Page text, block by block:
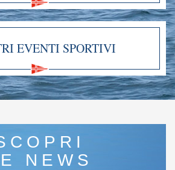
EVENTI SPORTIVI
NEWS